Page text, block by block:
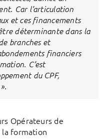
Car l’articulation
et ces financements
déterminante dans la
branches et
financiers
C’est
du CPF,
Opérateurs de
la formation